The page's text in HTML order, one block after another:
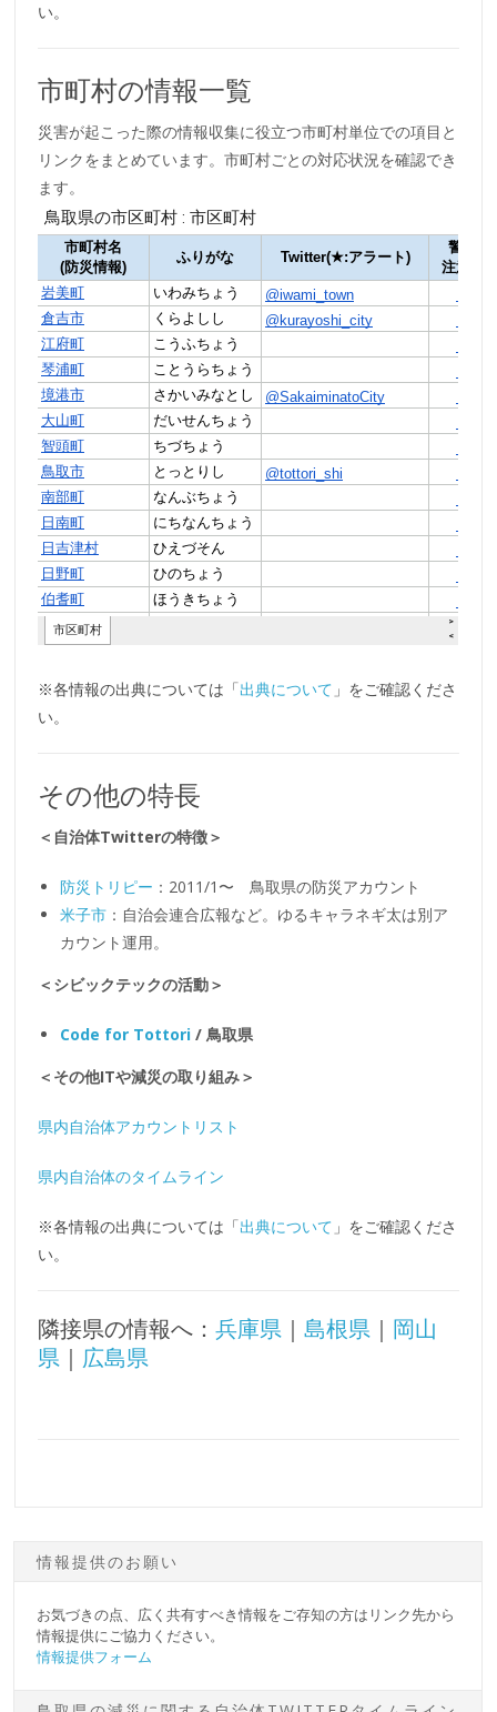
い。
市町村の情報一覧
災害が起こった際の情報収集に役立つ市町村単位での項目と
リンクをまとめています。市町村ごとの対応状況を確認でき
ます。
※各情報の出典については「出典について 」をご確認くださ
い。
その他の特長
＜自治体Twitterの特徴＞
防災トリピー ：2011/1〜 鳥取県の防災アカウント
米子市 ：自治会連合広報など。ゆるキャラネギ太は別ア
カウント運用。
＜シビックテックの活動＞
Code for Tottori / 鳥取県
＜その他ITや減災の取り組み＞
県内自治体アカウントリスト
県内自治体のタイムライン
※各情報の出典については「出典について 」をご確認くださ
い。
隣接県の情報へ：兵庫県 ｜島根県 ｜ 岡山
県 ｜ 広島県
情報提供のお願い
お気づきの点、広く共有すべき情報をご存知の方はリンク先から
情報提供にご協力ください。
情報提供フォーム